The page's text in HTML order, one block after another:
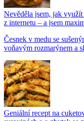
Nevěděla jsem, jak
z internetu – a jsem
Česnek v medu se
voňavým rozmarýnem a
Geniální recept na